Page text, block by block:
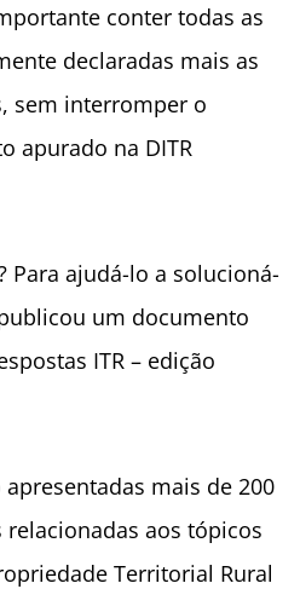
conter todas as
declaradas mais as
sem interromper o
apurado na DITR
Para ajudá-lo a solucioná-
um documento
ITR – edição
mais de 200
aos tópicos
Territorial Rural